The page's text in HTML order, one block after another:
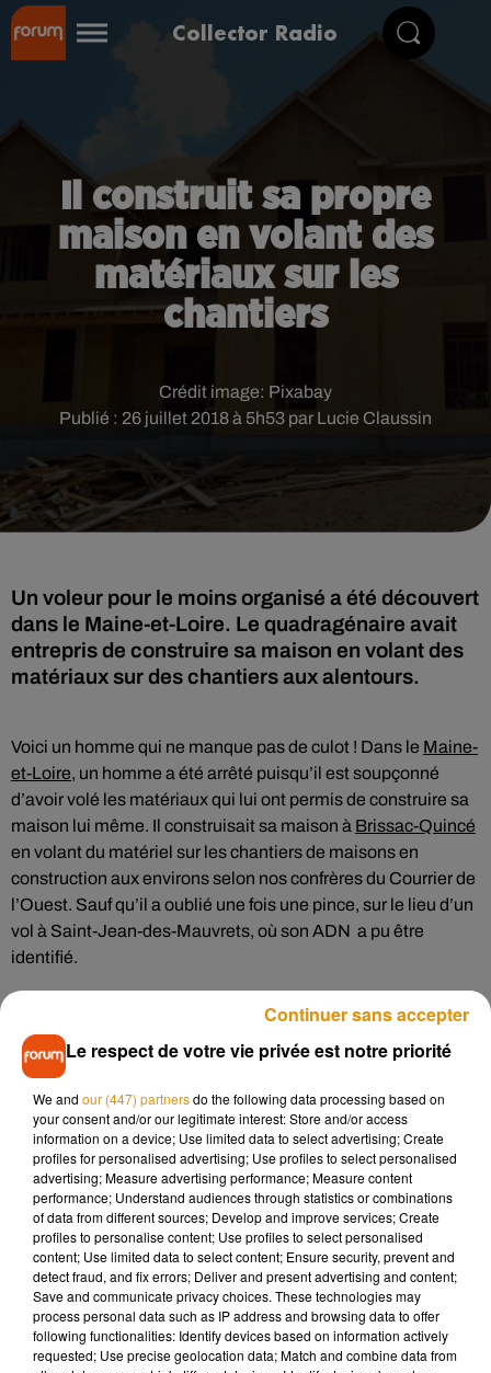
Collector Radio
Il construit sa propre
maison en volant des
matériaux sur les
chantiers
Publié : 26 juillet 2018 à 5h53 par Lucie Claussin
Crédit image: Pixabay
Un voleur pour le moins organisé a été découvert
dans le Maine-et-Loire. Le quadragénaire avait
entrepris de construire sa maison en volant des
matériaux sur des chantiers aux alentours.
Voici un homme qui ne manque pas de culot ! Dans le Maine-
et-Loire, un homme a été arrêté puisqu’il est soupçonné
d’avoir volé les matériaux qui lui ont permis de construire sa
maison lui même. Il construisait sa maison à Brissac-Quincé
en volant du matériel sur les chantiers de maisons en
construction aux environs selon nos confrères du Courrier de
l’Ouest. Sauf qu’il a oublié une fois une pince, sur le lieu d’un
vol à Saint-Jean-des-Mauvrets, où son ADN a pu être
identifié.
Un bon bricoleur peut aussi cacher un
bon jardinier !
Les gendarmes ont pu rapidement remonter jusqu’au
malfaiteur qui en plus d’avoir une belle une maison, avait un
grand jardin. Et pour cause, puisque 73 plants de cannabis
ont été découverts au milieu de ses thuyas. L’accusé, déjà
condamné plusieurs fois par la justice et âgé de 40 ans,
comparaîtra aujourd’hui devant le tribunal correctionnel.
Musique
Le respect de votre vie privée est notre priorité
We and our (447) partnersdo the following data processing based on
your consent and/or our legitimate interest: Store and/or access
information on a device; Use limited data to select advertising; Create
profiles for personalised advertising; Use profiles to select personalised
advertising; Measure advertising performance; Measure content
performance; Understand audiences through statistics or combinations
of data from different sources; Develop and improve services; Create
profiles to personalise content; Use profiles to select personalised
content; Use limited data to select content; Ensure security, prevent and
detect fraud, and fix errors; Deliver and present advertising and content;
Save and communicate privacy choices. These technologies may
process personal data such as IP address and browsing data to offer
following functionalities: Identify devices based on information actively
requested; Use precise geolocation data; Match and combine data from
Continuer sans accepter